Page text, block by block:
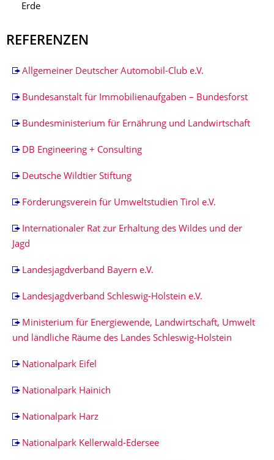
Erde
REFERENZEN
Allgemeiner Deutscher Automobil-Club e.V.
Bundesanstalt für Immobilienaufgaben – Bundesforst
Bundesministerium für Ernährung und Landwirtschaft
DB Engineering + Consulting
Deutsche Wildtier Stiftung
Förderungsverein für Umweltstudien Tirol e.V.
Internationaler Rat zur Erhaltung des Wildes und der
Jagd
Landesjagdverband Bayern e.V.
Landesjagdverband Schleswig-Holstein e.V.
Ministerium für Energiewende, Landwirtschaft, Umwelt
und ländliche Räume des Landes Schleswig-Holstein
Nationalpark Eifel
Nationalpark Hainich
Nationalpark Harz
Nationalpark Kellerwald-Edersee